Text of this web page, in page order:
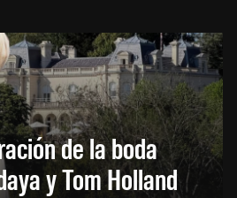
de la boda
y Tom Holland